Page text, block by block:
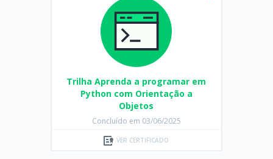
Trilha Aprenda a programar em
Python com Orientação a
Objetos
Concluído em 03/06/2025
VER CERTIFICADO